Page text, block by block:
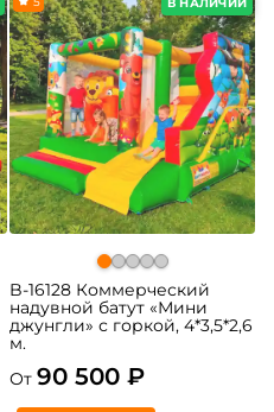
B-16128 Коммерческий
надувной батут «Мини
джунгли» с горкой, 4*3,5*2,6
м.
От 90 500 ₽